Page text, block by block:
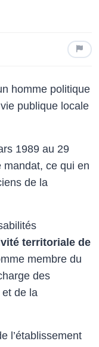
homme politique
publique locale
1989 au 29
mandat, ce qui en
de la
territoriale de
membre du
des
de la
l’établissement